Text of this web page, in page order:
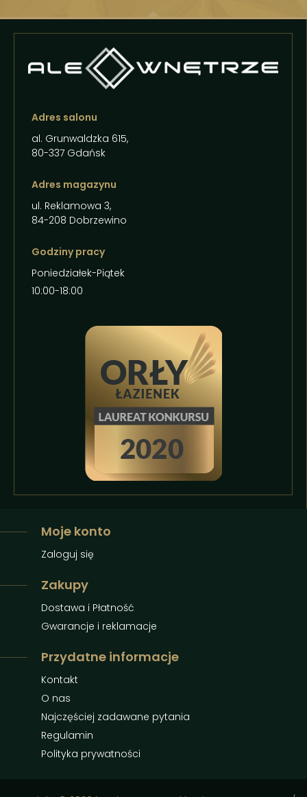
Adres salonu
al. Grunwaldzka 615,
80-337 Gdańsk
Adres magazynu
ul. Reklamowa 3,
84-208 Dobrzewino
Godziny pracy
Poniedziałek-Piątek
10:00-18:00
Moje konto
Zaloguj się
Zakupy
Dostawa i Płatność
Gwarancje i reklamacje
Przydatne informacje
Kontakt
O nas
Najczęściej zadawane pytania
Regulamin
Polityka prywatności